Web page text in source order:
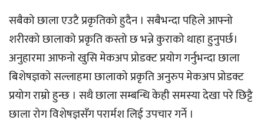
सबैको छाला एउटै प्रकृतिको हुदैन । सबैभन्दा पहिले आफ्नो
शरीरको छालाको प्रकृति कस्तो छ भन्ने कुराको थाहा हुनुपर्छ।
अनुहारमा आफनो खुसि मेकअप प्रोडक्ट प्रयोग गर्नुभन्दा छाला
बिशेषज्ञको सल्लाहमा छालाको प्रकृति अनुरुप मेकअप प्रोडक्ट
प्रयोग राम्रो हुन्छ । सथै छाला सम्बन्धि केही समस्या देखा परे छिट्टै
छाला रोग विशेषज्ञसँग परार्मश लिई उपचार गर्ने ।